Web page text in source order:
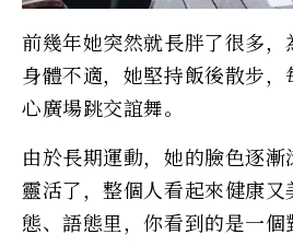
前幾年她突然就長胖了很多
身體不適，她堅持飯後散步
心廣場跳交誼舞。
由於長期運動，她的臉色逐
靈活了，整個人看起來健康又
態、語態里，你看到的是一個